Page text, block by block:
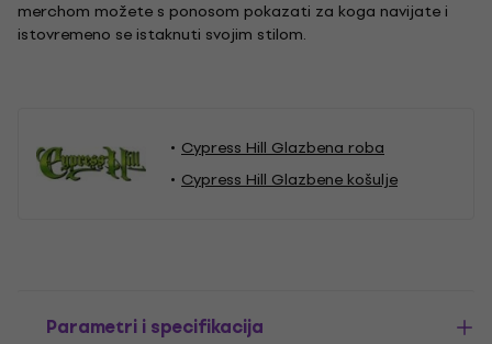
merchom možete s ponosom pokazati za koga navijate i
istovremeno se istaknuti svojim stilom.
Cypress Hill Glazbena roba
Cypress Hill Glazbene košulje
Parametri i specifikacija